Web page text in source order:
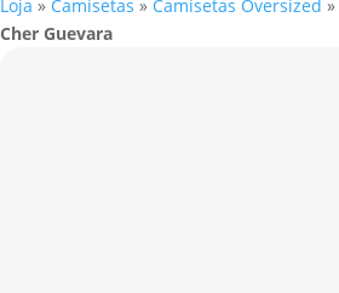
Loja » Camisetas » Camisetas Oversized »
Cher Guevara